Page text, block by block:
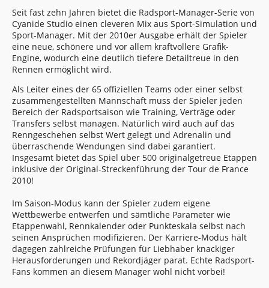
Seit fast zehn Jahren bietet die Radsport-Manager-Serie von
Cyanide Studio einen cleveren Mix aus Sport-Simulation und
Sport-Manager. Mit der 2010er Ausgabe erhält der Spieler
eine neue, schönere und vor allem kraftvollere Grafik-
Engine, wodurch eine deutlich tiefere Detailtreue in den
Rennen ermöglicht wird.
Als Leiter eines der 65 offiziellen Teams oder einer selbst
zusammengestellten Mannschaft muss der Spieler jeden
Bereich der Radsportsaison wie Training, Verträge oder
Transfers selbst managen. Natürlich wird auch auf das
Renngeschehen selbst Wert gelegt und Adrenalin und
überraschende Wendungen sind dabei garantiert.
Insgesamt bietet das Spiel über 500 originalgetreue Etappen
inklusive der Original-Streckenführung der Tour de France
2010!
Im Saison-Modus kann der Spieler zudem eigene
Wettbewerbe entwerfen und sämtliche Parameter wie
Etappenwahl, Rennkalender oder Punkteskala selbst nach
seinen Ansprüchen modifizieren. Der Karriere-Modus hält
dagegen zahlreiche Prüfungen für Liebhaber knackiger
Herausforderungen und Rekordjäger parat. Echte Radsport-
Fans kommen an diesem Manager wohl nicht vorbei!